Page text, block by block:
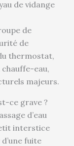
de vidange
de
de
thermostat,
eau,
majeurs.
ce grave ?
d’eau
interstice
fuite